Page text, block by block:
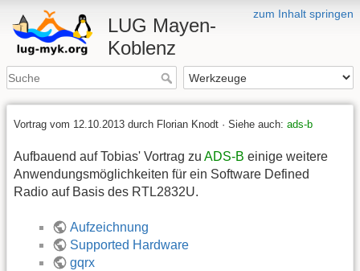
zum Inhalt springen
LUG Mayen-
Koblenz
Vortrag vom 12.10.2013 durch Florian Knodt · Siehe auch: ads-b
Aufbauend auf Tobias' Vortrag zu ADS-B einige weitere
Anwendungsmöglichkeiten für ein Software Defined
Radio auf Basis des RTL2832U.
Aufzeichnung
Supported Hardware
gqrx